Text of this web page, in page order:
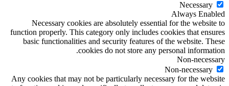
Necessary
Always Enabled
Necessary cookies are absolutely essential for the website to
function properly. This category only includes cookies that ensures
basic functionalities and security features of the website. These
cookies do not store any personal information.
Non-necessary
Non-necessary
Any cookies that may not be particularly necessary for the website